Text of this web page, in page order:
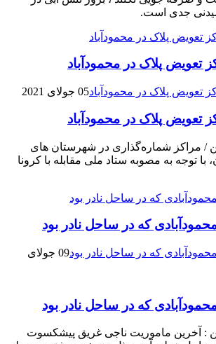
جدی است.
تعویض پلاک در محمودآباد
05 جولای 2021
تعویض پلاک در محمودآباد
/ مراکز شماره‌گذاری در شهر‌ستان های
با توجه به مصوبه ستاد ملی مقابله با کرونا
که در ساحل نادر بود
09 جولای
که در ساحل نادر بود
: آخرین ماموریت ناجی غریق پیشکسوت